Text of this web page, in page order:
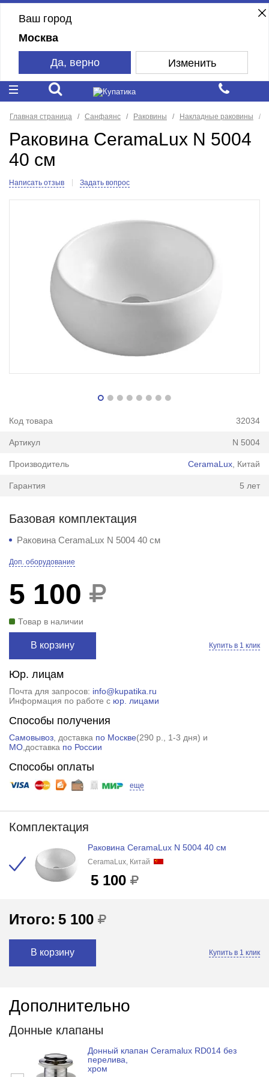
Ваш город
Москва
Да, верно Изменить
Главная страница Санфаянс Раковины Накладные раковины
Раковина CeramaLux N 5004
40 см
Написать отзыв Задать вопрос
Код товара 32034
Артикул N 5004
Производитель CeramaLux , Китай
Гарантия 5 лет
Базовая комплектация
Раковина CeramaLux N 5004 40 см
Доп. оборудование
5 100
Товар в наличии
В корзину Купить в 1 клик
Юр. лицам
Почта для запросов: info@kupatika.ru
Информация по работе с юр. лицами
Способы получения
Самовывоз, доставка по Москве(290 р.
, 1-3 дня) и
МО,доставка по России
Способы оплаты
еще
Комплектация
Раковина CeramaLux N 5004 40 см
CeramaLux, Китай
5 100
Итого: 5 100
В корзину Купить в 1 клик
Дополнительно
Донные клапаны
Донный клапан Ceramalux RD014 без
перелива,
хром